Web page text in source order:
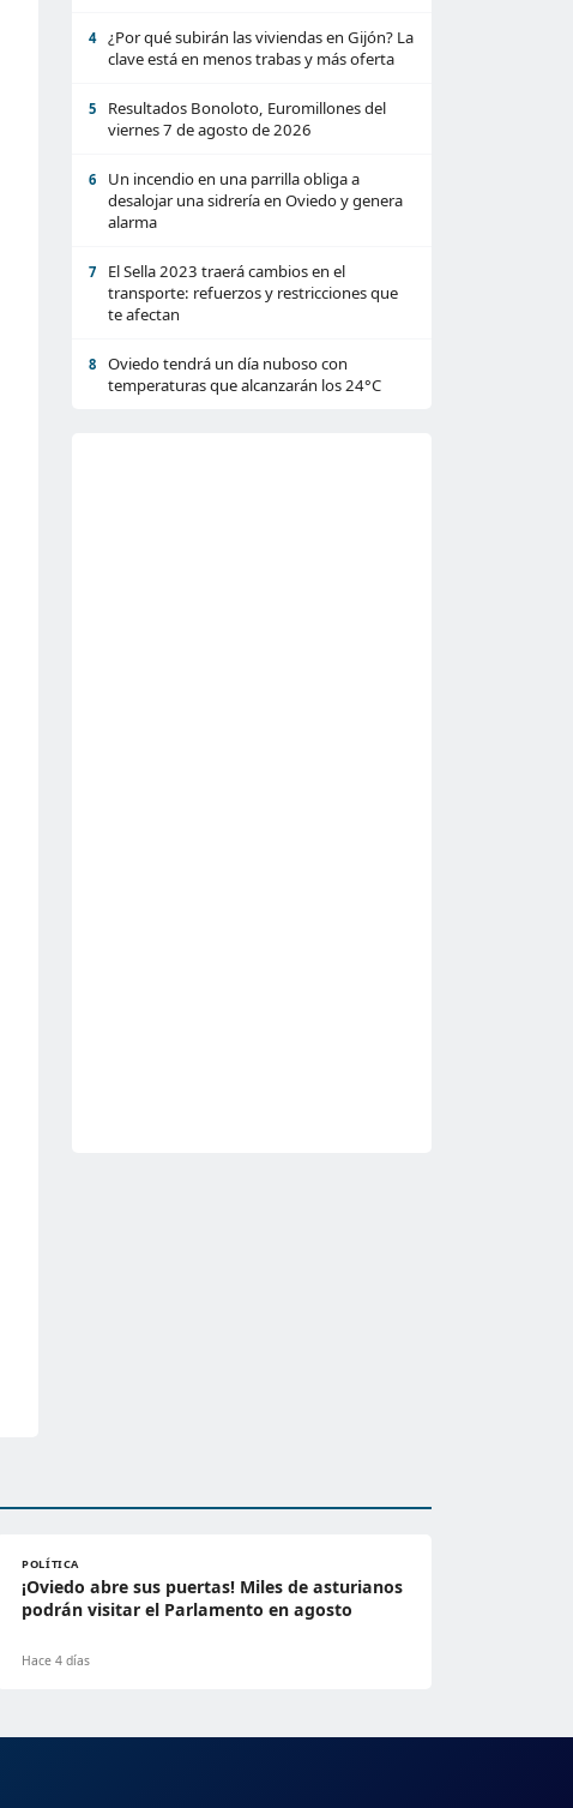
4
¿Por qué subirán las viviendas en Gijón? La
clave está en menos trabas y más oferta
5
Resultados Bonoloto, Euromillones del
viernes 7 de agosto de 2026
6
Un incendio en una parrilla obliga a
desalojar una sidrería en Oviedo y genera
alarma
7
El Sella 2023 traerá cambios en el
transporte: refuerzos y restricciones que
te afectan
8
Oviedo tendrá un día nuboso con
temperaturas que alcanzarán los 24°C
POLÍTICA
¡Oviedo abre sus puertas! Miles de asturianos
podrán visitar el Parlamento en agosto
Hace 4 días